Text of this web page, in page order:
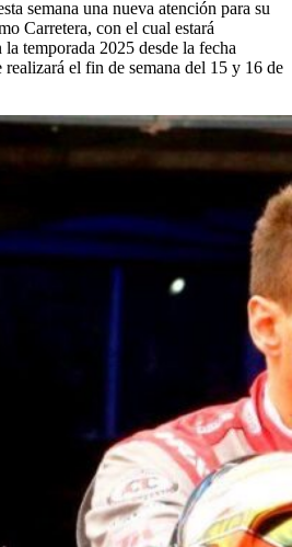
semana una nueva atención para su
Carretera, con el cual estará
temporada 2025 desde la fecha
el fin de semana del 15 y 16 de